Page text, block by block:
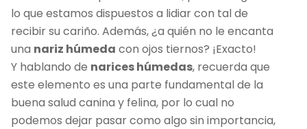
lo que estamos dispuestos a lidiar con tal de
recibir su cariño. Además, ¿a quién no le encanta
una nariz húmeda con ojos tiernos? ¡Exacto!
Y hablando de narices húmedas, recuerda que
este elemento es una parte fundamental de la
buena salud canina y felina, por lo cual no
podemos dejar pasar como algo sin importancia,